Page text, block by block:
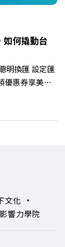
「日本展」的
總編輯 李建
🫧清除腦
感養成術>>
更多的社群：
38jNi9k
如何撬動台
明換匯 設定匯
優惠券享美金
9d7lr7
估涉及自身情
—— 以上為
專區成立滿週
業務，正迎來
上最大規模的
麼挑戰亞太
動平衡型ETF如
何靠信託鬆
文化
響力學院